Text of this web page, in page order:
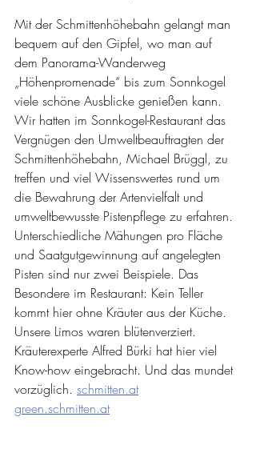
Mit der Schmittenhöhebahn gelangt man
bequem auf den Gipfel, wo man auf
dem Panorama-Wanderweg
„Höhenpromenade“ bis zum Sonnkogel
viele schöne Ausblicke genießen kann.
Wir hatten im Sonnkogel-Restaurant das
Vergnügen den Umweltbeauftragten der
Schmittenhöhebahn, Michael Brüggl, zu
treffen und viel Wissenswertes rund um
die Bewahrung der Artenvielfalt und
umweltbewusste Pistenpflege zu erfahren.
Unterschiedliche Mähungen pro Fläche
und Saatgutgewinnung auf angelegten
Pisten sind nur zwei Beispiele. Das
Besondere im Restaurant: Kein Teller
kommt hier ohne Kräuter aus der Küche.
Unsere Limos waren blütenverziert.
Kräuterexperte Alfred Bürki hat hier viel
Know-how eingebracht. Und das mundet
vorzüglich. schmitten.at
green.schmitten.at